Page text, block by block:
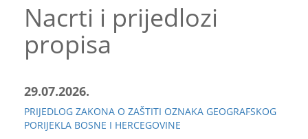
Nacrti i prijedlozi
propisa
29.07.2026.
PRIJEDLOG ZAKONA O ZAŠTITI OZNAKA GEOGRAFSKOG
PORIJEKLA BOSNE I HERCEGOVINE